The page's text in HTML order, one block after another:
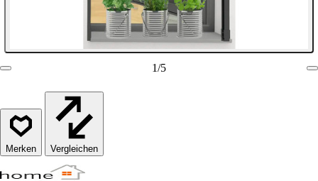
1/5
Vergleichen